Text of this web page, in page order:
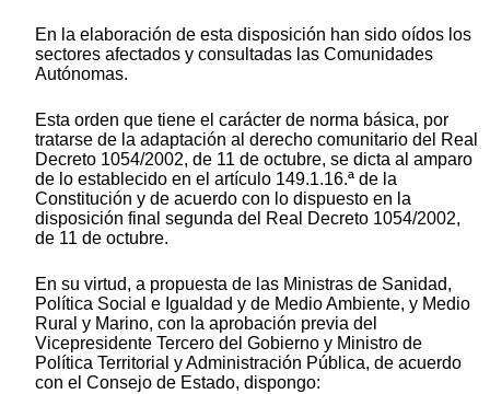
En la elaboración de esta disposición han sido oídos los
sectores afectados y consultadas las Comunidades
Autónomas.
Esta orden que tiene el carácter de norma básica, por
tratarse de la adaptación al derecho comunitario del Real
Decreto 1054/2002, de 11 de octubre, se dicta al amparo
de lo establecido en el artículo 149.1.16.ª de la
Constitución y de acuerdo con lo dispuesto en la
disposición final segunda del Real Decreto 1054/2002,
de 11 de octubre.
En su virtud, a propuesta de las Ministras de Sanidad,
Política Social e Igualdad y de Medio Ambiente, y Medio
Rural y Marino, con la aprobación previa del
Vicepresidente Tercero del Gobierno y Ministro de
Política Territorial y Administración Pública, de acuerdo
con el Consejo de Estado, dispongo: